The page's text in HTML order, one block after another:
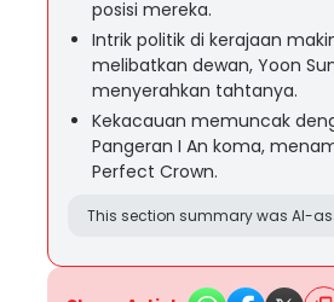
posisi mereka.
Intrik politik di kerajaan
melibatkan dewan, Yoon
menyerahkan tahtanya.
Kekacauan memuncak
Pangeran I An koma,
Perfect Crown.
This section summary was AI-